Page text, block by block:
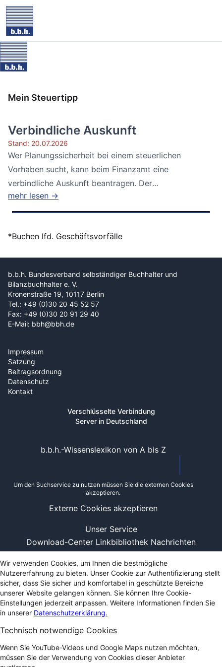
Mein Steuertipp
Verbindliche Auskunft
Stand: 20.07.2026
Wer Planungssicherheit bei einem steuerlichen
Vorhaben sucht, kann beim Finanzamt eine
verbindliche Auskunft beantragen. Der
Bundesfinanzhof...
mehr lesen →
*Buchen lfd. Geschäftsvorfälle
b.b.h. Bundesverband selbständiger Buchhalter und
Bilanzbuchhalter e. V.
Kronenstraße 19, 10117 Berlin
Tel.: +49 (0)30 20 45 52 57
Fax: +49 (0)30 20 91 29 40
E-Mail: bbh@bbh.de
Impressum
Satzung
Beitragsordnung
Datenschutz
Kontakt
Verschlüsselte Verbindung
Server in Deutschland
Unser Service
Download-Center Linkbibliothek Nachrichten
b.b.h.-Wissenslexikon von A bis Z
Um den Suchservice zu nutzen müssen Sie die externen Cookies
akzeptieren.
Externe Cookies akzeptieren
Wir verwenden Cookies, um Ihnen die bestmögliche
Nutzererfahrung zu bieten. Unser Cookie zur Authentifizierung stellt
sicher, dass Sie sicher und komfortabel in geschützte Bereiche
unserer Website gelangen können. Sie können Ihre Cookie-
Einstellungen jederzeit anpassen. Weitere Informationen finden Sie
in unserer Datenschutzerklärung.
Technisch notwendige Cookies
Wenn Sie YouTube-Videos und Google Maps nutzen möchten,
müssen Sie der Verwendung von Cookies dieser Anbieter